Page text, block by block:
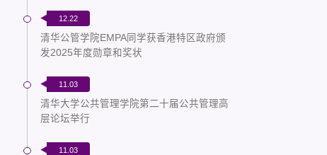
12.22
清华公管学院EMPA同学获香港特区政府颁
发2025年度勋章和奖状
11.03
清华大学公共管理学院第二十届公共管理高
层论坛举行
11.03